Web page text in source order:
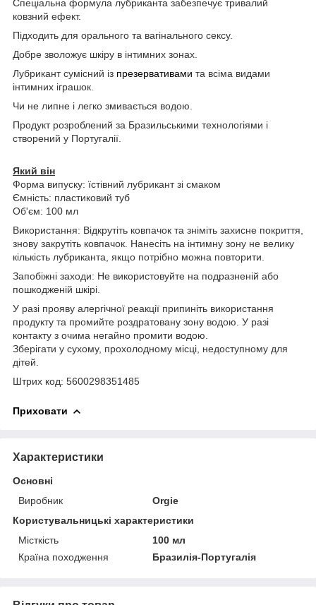
Спеціальна формула лубриканта забезпечує тривалий
ковзний ефект.
Підходить для орального та вагінального сексу.
Добре зволожує шкіру в інтимних зонах.
Лубрикант сумісний із презервативами та всіма видами
інтимних іграшок.
Чи не липне і легко змивається водою.
Продукт розроблений за Бразильськими технологіями і
створений у Португалії.
Який він
Форма випуску: їстівний лубрикант зі смаком
Ємність: пластиковий туб
Об'єм: 100 мл
Використання: Відкрутіть ковпачок та зніміть захисне покриття,
знову закрутіть ковпачок. Нанесіть на інтимну зону не велику
кількість лубриканта, якщо потрібно можна повторити.
Запобіжні заходи: Не використовуйте на подразненій або
пошкодженій шкірі.
У разі прояву алергічної реакції припиніть використання
продукту та промийте роздратовану зону водою. У разі
контакту з очима негайно промити водою.
Зберігати у сухому, прохолодному місці, недоступному для
дітей.
Штрих код: 5600298351485
Приховати
Характеристики
Основні
Виробник
Orgie
Користувальницькі характеристики
Місткість
100 мл
Країна походження
Бразилія-Португалія